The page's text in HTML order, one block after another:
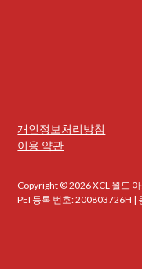
Copyright © 2026 XCL 월드
PEI 등록 번호: 200803726H |
개인정보처리방침
이용 약관